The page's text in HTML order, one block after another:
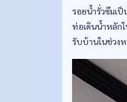
รอยน้ำรั่วซึมเ
ท่อเดินน้ำหลักใ
รับบ้านในช่วง